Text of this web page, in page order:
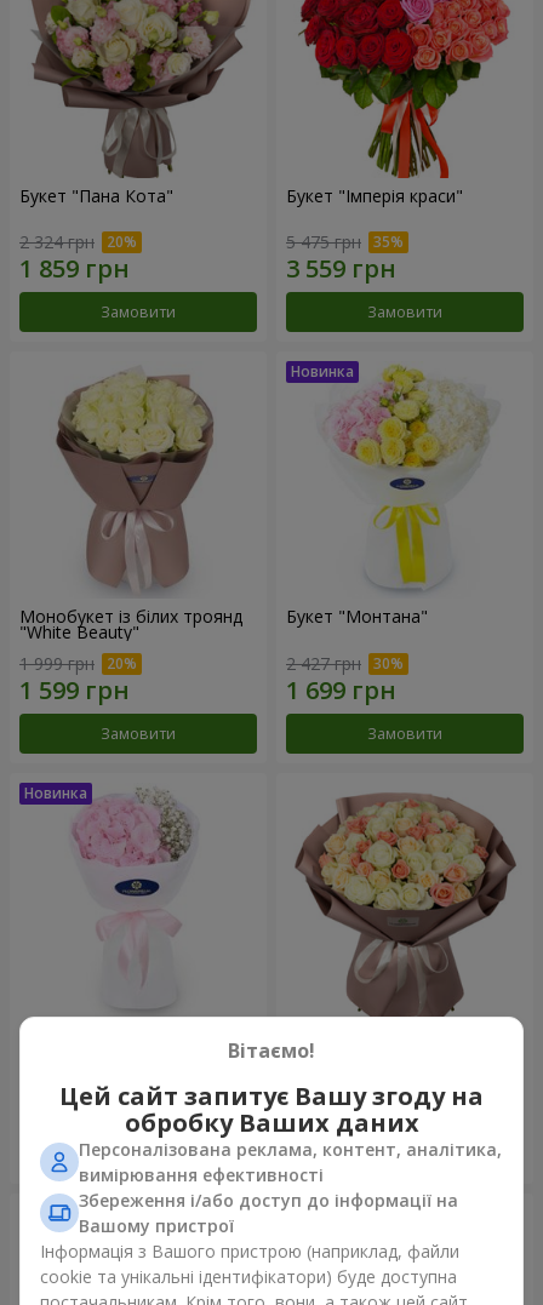
Букет "Пана Кота"
2 324 грн
Замовити
Букет "Імперія краси"
5 475 грн
Замовити
Монобукет із білих троянд
"White Beauty"
1 999 грн
Замовити
Букет "Монтана"
2 427 грн
Замовити
1 175 грн
Замовити
4 427 грн
Замовити
Вітаємо!
Цей сайт запитує Вашу згоду на
обробку Ваших даних
Персоналізована реклама, контент, аналітика,
вимірювання ефективності
Збереження і/або доступ до інформації на
Вашому пристрої
Інформація з Вашого пристрою (наприклад, файли
cookie та унікальні ідентифікатори) буде доступна